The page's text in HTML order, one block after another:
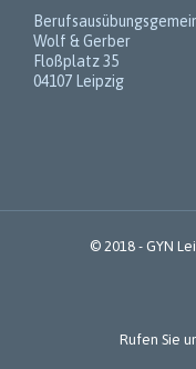
Wolf & Gerber
Floßplatz 35
04107 Leipzig
© 2018 - GYN
Rufen Sie